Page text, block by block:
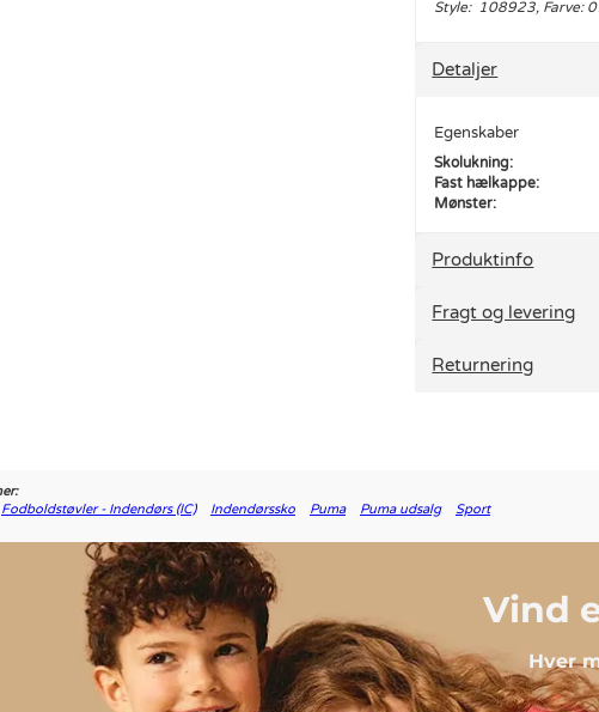
Style: 108923, Farve:
Detaljer
Egenskaber
Skolukning:
Fast hælkappe:
Mønster:
Produktinfo
Fragt og levering
Returnering
Fodboldstøvler - Indendørs (IC) Indendørssko Puma Puma udsalg Sport
Vind
Hver